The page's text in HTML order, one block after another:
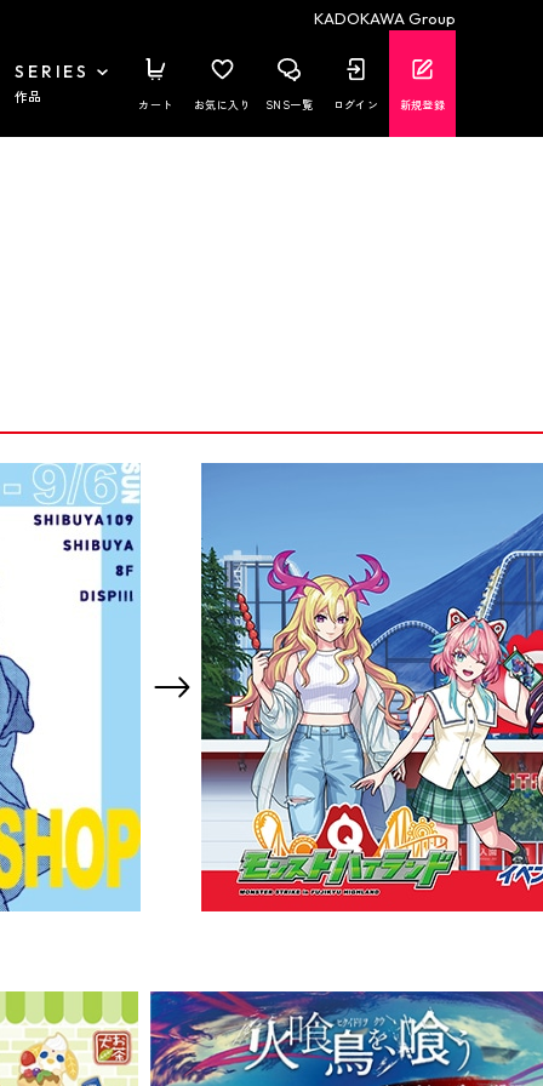
KADOKAWA Group
SERIES
作品 カート お気に入り SNS一覧 ログイン 新規登録